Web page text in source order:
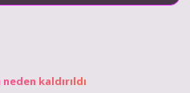
kaldırıldı